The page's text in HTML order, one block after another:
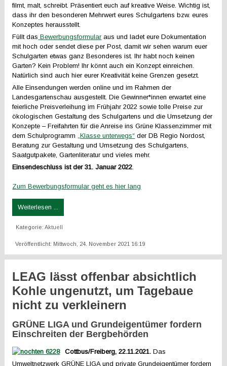
filmt, malt, schreibt. Präsentiert euch auf kreative Weise. Wichtig ist,
dass ihr den besonderen Mehrwert eures Schulgartens bzw. eures
Konzeptes herausstellt.
Füllt das Bewerbungsformular aus und ladet eure Dokumentation
mit hoch oder sendet diese per Post, damit wir sehen warum euer
Schulgarten etwas ganz Besonderes ist. Ihr habt noch keinen
Garten? Kein Problem! Ihr könnt auch ein Konzept einreichen.
Natürlich sind auch hier eurer Kreativität keine Grenzen gesetzt.
Alle Einsendungen werden online und im Rahmen der
Landesgartenschau ausgestellt. Die Gewinner*innen erwartet eine
feierliche Preisverleihung im Frühjahr 2022 sowie tolle Preise zur
ökologischen Gestaltung des Schulgartens und die Umsetzung der
Konzepte – Freifahrten für die Anreise ins Grüne Klassenzimmer mit
dem Schulprogramm„Klasse unterwegs“ der DB Regio Nordost,
Beratung zur Gestaltung und Umsetzung des Schulgartens,
Saatgutpakete, Gartenliteratur und vieles mehr.
Einsendeschluss ist der 31. Januar 2022.
Zum Bewerbungsformular geht es hier lang
Weiterlesen ...
Kategorie:Aktuell
Veröffentlicht: Mittwoch, 24. November 2021 16:19
LEAG lässt offenbar absichtlich
Kohle ungenutzt, um Tagebaue
nicht zu verkleinern
GRÜNE LIGA und Grundeigentümer fordern
Einschreiten der Bergbehörden
Cottbus/Freiberg, 22.11.2021. Das
Umweltnetzwerk GRÜNE LIGA und private Grundeigentümer fordern